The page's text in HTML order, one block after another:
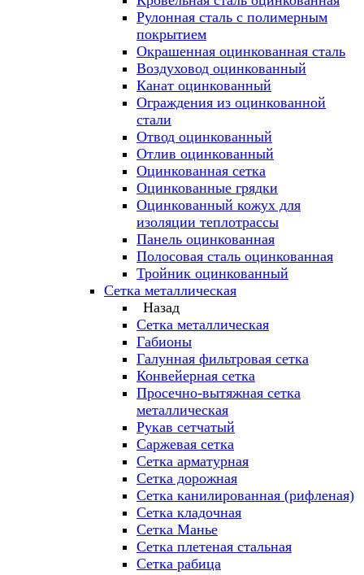
Рулонная сталь с полимерным
покрытием
Окрашенная оцинкованная сталь
Воздуховод оцинкованный
Канат оцинкованный
Ограждения из оцинкованной
стали
Отвод оцинкованный
Отлив оцинкованный
Оцинкованная сетка
Оцинкованные грядки
Оцинкованный кожух для
изоляции теплотрассы
Панель оцинкованная
Полосовая сталь оцинкованная
Тройник оцинкованный
Сетка металлическая
Назад
Сетка металлическая
Габионы
Галунная фильтровая сетка
Конвейерная сетка
Просечно-вытяжная сетка
металлическая
Рукав сетчатый
Саржевая сетка
Сетка арматурная
Сетка дорожная
Сетка канилированная (рифленая)
Сетка кладочная
Сетка Манье
Сетка плетеная стальная
Сетка рабица